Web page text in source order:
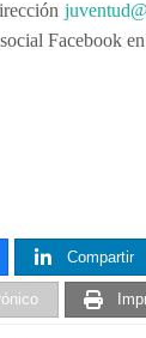
Facebook
Compartir